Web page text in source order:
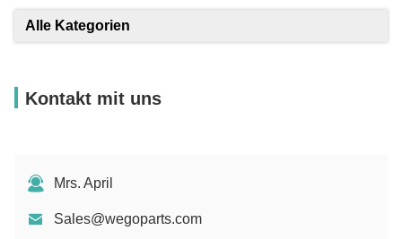
Alle Kategorien
Kontakt mit uns
Mrs. April
Sales@wegoparts.com